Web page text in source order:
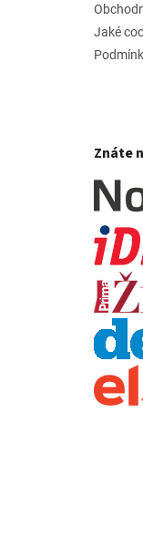
Jaké
Znáte